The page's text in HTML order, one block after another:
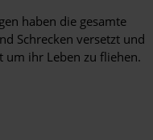
haben die gesamte
Schrecken versetzt und
um ihr Leben zu fliehen.